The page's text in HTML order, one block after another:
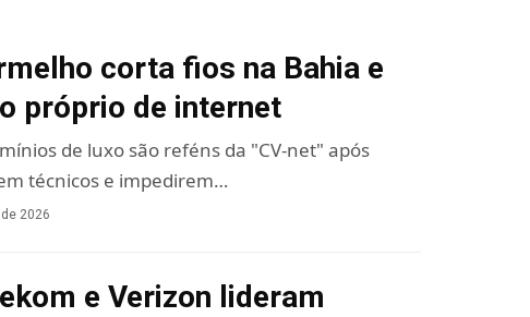
corta fios na Bahia e
próprio de internet
de luxo são reféns da "CV-net" após
técnicos e impedirem…
2026
e Verizon lideram